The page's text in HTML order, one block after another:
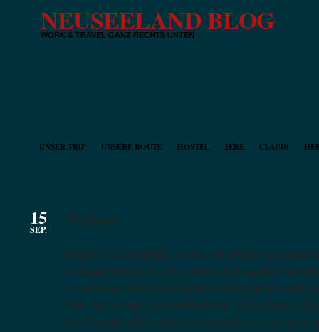
NEUSEELAND BLOG
WORK & TRAVEL GANZ RECHTS UNTEN
UNSER TRIP UNSERE ROUTE HOSTEL JERE CLAUDI
15
SEP. Nelson
Nelson ist die Stadt, in der wir bisher die
deshalb wollen wir hier einen Extraartikel
so machen kann und welche Restaurants wir
Wer sehen will, wie Nelson vor 200 Jahren
der Sandstraße und holzernen Kirche auf dem